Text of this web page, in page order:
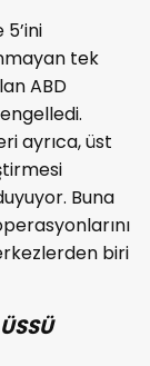
tek
ABD
ayrıca, üst
Buna
biri